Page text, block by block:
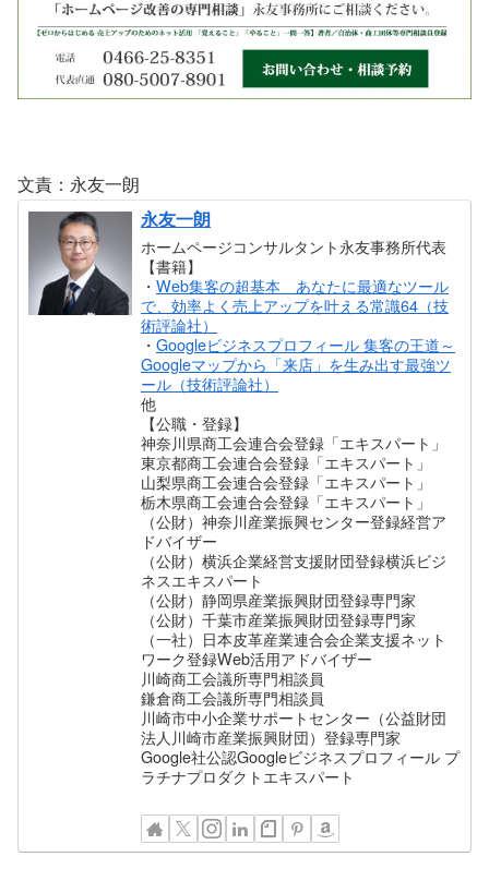
文責：永友一朗
永友一朗
ホームページコンサルタント永友事務所代表
【書籍】
・Web集客の超基本 あなたに最適なツール
で、効率よく売上アップを叶える常識64（技
術評論社）
・Googleビジネスプロフィール 集客の王道～
Googleマップから「来店」を生み出す最強ツ
ール（技術評論社）
他
【公職・登録】
神奈川県商工会連合会登録「エキスパート」
東京都商工会連合会登録「エキスパート」
山梨県商工会連合会登録「エキスパート」
栃木県商工会連合会登録「エキスパート」
（公財）神奈川産業振興センター登録経営ア
ドバイザー
（公財）横浜企業経営支援財団登録横浜ビジ
ネスエキスパート
（公財）静岡県産業振興財団登録専門家
（公財）千葉市産業振興財団登録専門家
（一社）日本皮革産業連合会企業支援ネット
ワーク登録Web活用アドバイザー
川崎商工会議所専門相談員
鎌倉商工会議所専門相談員
川崎市中小企業サポートセンター（公益財団
法人川崎市産業振興財団）登録専門家
Google社公認Googleビジネスプロフィール プ
ラチナプロダクトエキスパート